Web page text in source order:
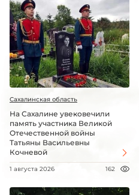
Сахалинская область
На Сахалине увековечили
память участника Великой
Отечественной войны
Татьяны Васильевны
Кочневой
1 августа 2026 162